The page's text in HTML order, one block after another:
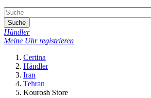
Suche
Händler
Meine Uhr registrieren
Certina
Händler
Iran
Tehran
Kourosh Store